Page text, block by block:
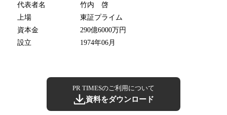
代表者名
竹内 啓
上場
東証プライム
資本金
290億6000万円
設立
1974年06月
PR TIMESのご利用について
資料をダウンロード